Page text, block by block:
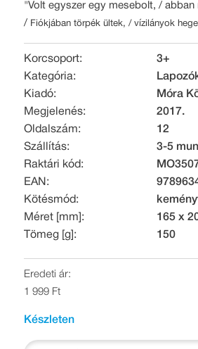
"Volt egyszer egy mesebolt, / abban
/ Fiókjában törpék ültek, / vízilányok
Korcsoport:
3+
Kategória:
Kiadó:
Móra
Megjelenés:
2017.
Oldalszám:
12
Szállítás:
3-5
Raktári kód:
EAN:
Kötésmód:
Méret [mm]:
165 x
Tömeg [g]:
150
Eredeti ár:
1 999 Ft
Készleten